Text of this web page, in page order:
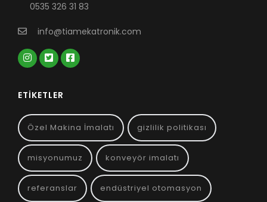
0535 326 31 83
info@tiamekatronik.com
ETIKETLER
Özel Makina İmalatı gizlilik politikası
misyonumuz konveyör imalatı
referanslar endüstriyel otomasyon